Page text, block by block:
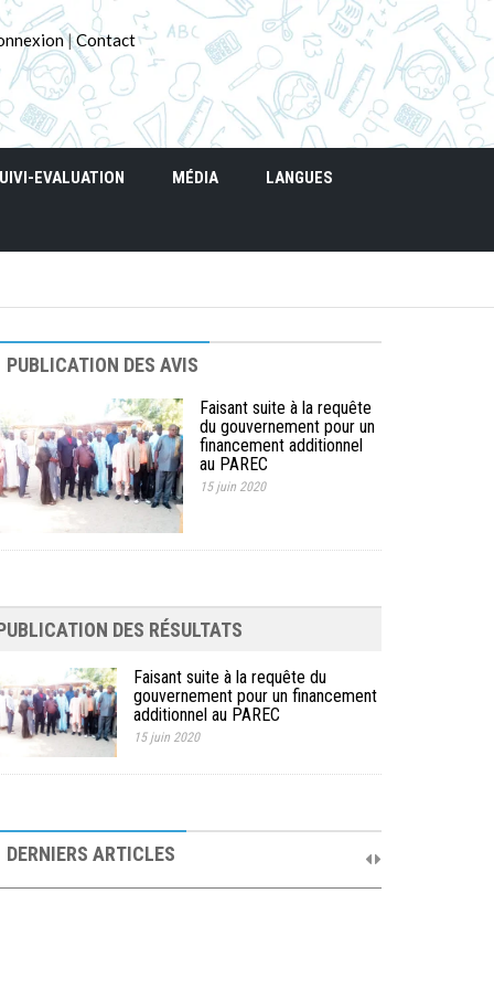
|Contact
EVALUATION MÉDIA LANGUES
PUBLICATION DES AVIS
Faisant suite à la requête
du gouvernement pour un
financement additionnel
au PAREC
15 juin 2020
DES RÉSULTATS
Faisant suite à la requête du
gouvernement pour un financement
additionnel au PAREC
15 juin 2020
DERNIERS ARTICLES
19 septembre 2025